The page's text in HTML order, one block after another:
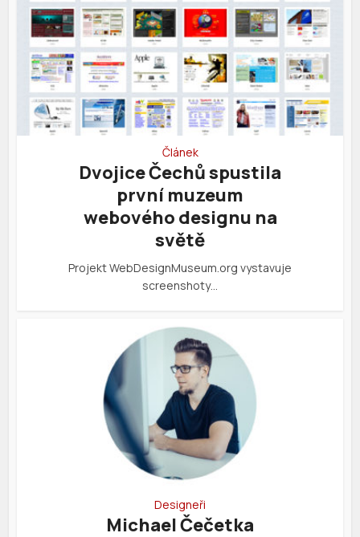
Článek
Dvojice Čechů spustila
první muzeum
webového designu na
světě
Projekt WebDesignMuseum.org vystavuje
screenshoty…
Designeři
Michael Čečetka